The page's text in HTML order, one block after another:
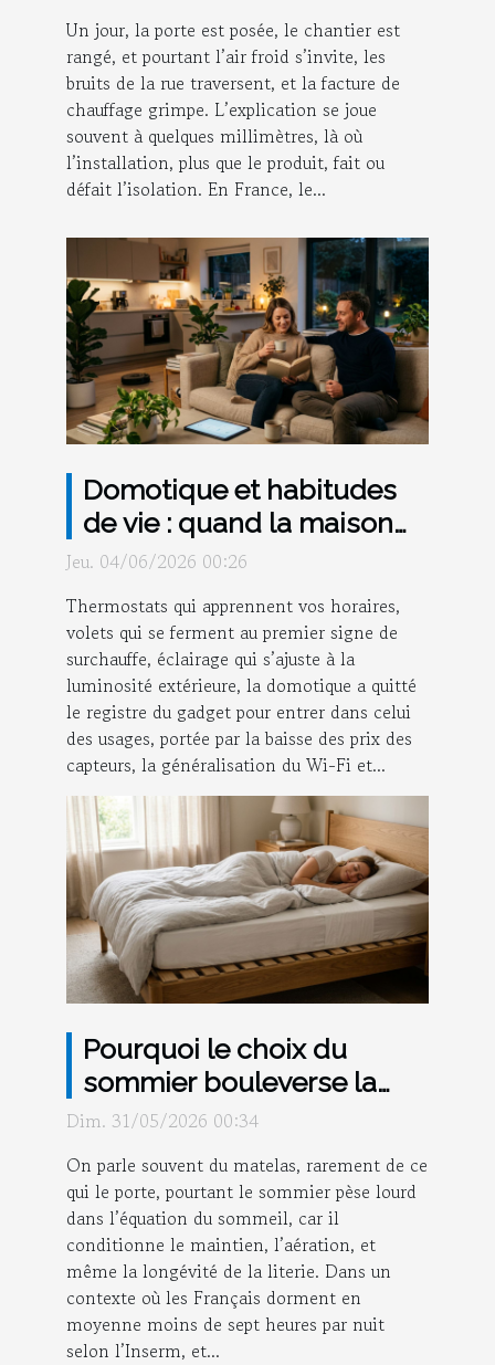
Un jour, la porte est posée, le chantier est
rangé, et pourtant l’air froid s’invite, les
bruits de la rue traversent, et la facture de
chauffage grimpe. L’explication se joue
souvent à quelques millimètres, là où
l’installation, plus que le produit, fait ou
défait l’isolation. En France, le...
Domotique et habitudes
de vie : quand la maison
anticipe vos besoins
Jeu. 04/06/2026 00:26
Thermostats qui apprennent vos horaires,
volets qui se ferment au premier signe de
surchauffe, éclairage qui s’ajuste à la
luminosité extérieure, la domotique a quitté
le registre du gadget pour entrer dans celui
des usages, portée par la baisse des prix des
capteurs, la généralisation du Wi-Fi et...
Pourquoi le choix du
sommier bouleverse la
qualité de votre sommeil
Dim. 31/05/2026 00:34
On parle souvent du matelas, rarement de ce
qui le porte, pourtant le sommier pèse lourd
dans l’équation du sommeil, car il
conditionne le maintien, l’aération, et
même la longévité de la literie. Dans un
contexte où les Français dorment en
moyenne moins de sept heures par nuit
selon l’Inserm, et...